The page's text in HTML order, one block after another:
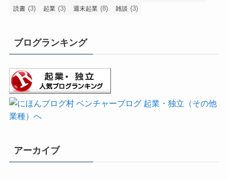
読書 (3) 起業 (3) 週末起業 (8) 雑談 (3)
ブログランキング
アーカイブ